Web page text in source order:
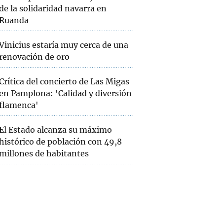
la solidaridad navarra en
estaría muy cerca de una
de oro
del concierto de Las Migas
Pamplona: 'Calidad y diversión
Estado alcanza su máximo
de población con 49,8
de habitantes